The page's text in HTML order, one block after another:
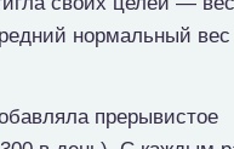
нормальный
прерывистое